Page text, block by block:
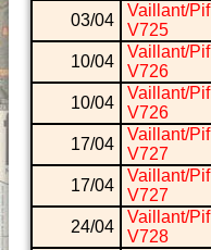
03/04
Vaillant/Pif
V725
10/04
Vaillant/Pif
V726
10/04
Vaillant/Pif
V726
17/04
Vaillant/Pif
V727
17/04
Vaillant/Pif
V727
24/04
Vaillant/Pif
V728